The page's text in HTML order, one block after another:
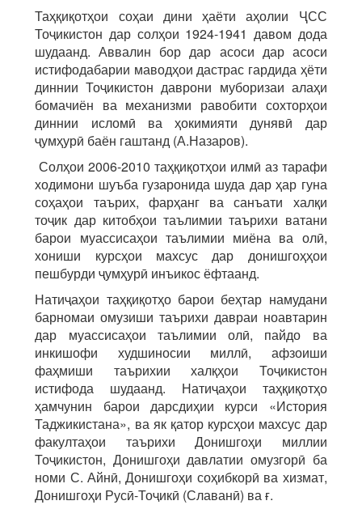
Таҳқиқотҳои соҳаи дини ҳаёти аҳолии ҶСС
Тоҷикистон дар солҳои 1924-1941 давом дода
шудаанд. Аввалин бор дар асоси дар асоси
истифодабарии маводҳои дастрас гардида ҳёти
диннии Тоҷикистон даврони муборизаи алаҳи
бомачиён ва механизми равобити сохторҳои
диннии исломӣ ва ҳокимияти дунявӣ дар
ҷумҳурӣ баён гаштанд (А.Назаров).
Солҳои 2006-2010 таҳқиқотҳои илмӣ аз тарафи
ходимони шуъба гузаронида шуда дар ҳар гуна
соҳаҳои таърих, фарҳанг ва санъати халқи
тоҷик дар китобҳои таълимии таърихи ватани
барои муассисаҳои таълимии миёна ва олӣ,
хониши курсҳои махсус дар донишгоҳҳои
пешбурди ҷумҳурӣ инъикос ёфтаанд.
Натиҷаҳои таҳқиқотҳо барои беҳтар намудани
барномаи омузиши таърихи давраи ноавтарин
дар муассисаҳои таълимии олӣ, пайдо ва
инкишофи худшиносии миллӣ, афзоиши
фаҳмиши таърихии халқҳои Тоҷикистон
истифода шудаанд. Натиҷаҳои таҳқиқотҳо
ҳамчунин барои дарсдиҳии курси «История
Таджикистана», ва як қатор курсҳои махсус дар
факултаҳои таърихи Донишгоҳи миллии
Тоҷикистон, Донишгоҳи давлатии омузгорӣ ба
номи С. Айнӣ, Донишгоҳи соҳибкорӣ ва хизмат,
Донишгоҳи Русӣ-Тоҷикӣ (Славанӣ) ва ғ.